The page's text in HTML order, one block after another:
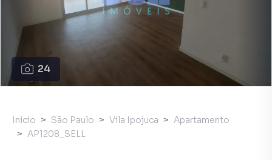
24
Início São Paulo Vila Ipojuca
Apartamento
AP1208_SELL